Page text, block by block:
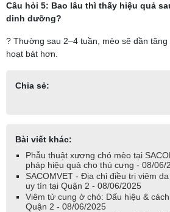
Câu hỏi 5: Bao lâu thì thấy hiệu quả
dinh dưỡng?
? Thường sau 2–4 tuần, mèo sẽ dần
hoạt bát hơn.
Chia sẻ:
Bài viết khác:
Phẫu thuật xương chó mèo tại
pháp hiệu quả cho thú cưng - 08/06/
SACOMVET - Địa chỉ điều trị viêm
uy tín tại Quận 2 - 08/06/2025
Viêm tử cung ở chó: Dấu hiệu &
Quận 2 - 08/06/2025